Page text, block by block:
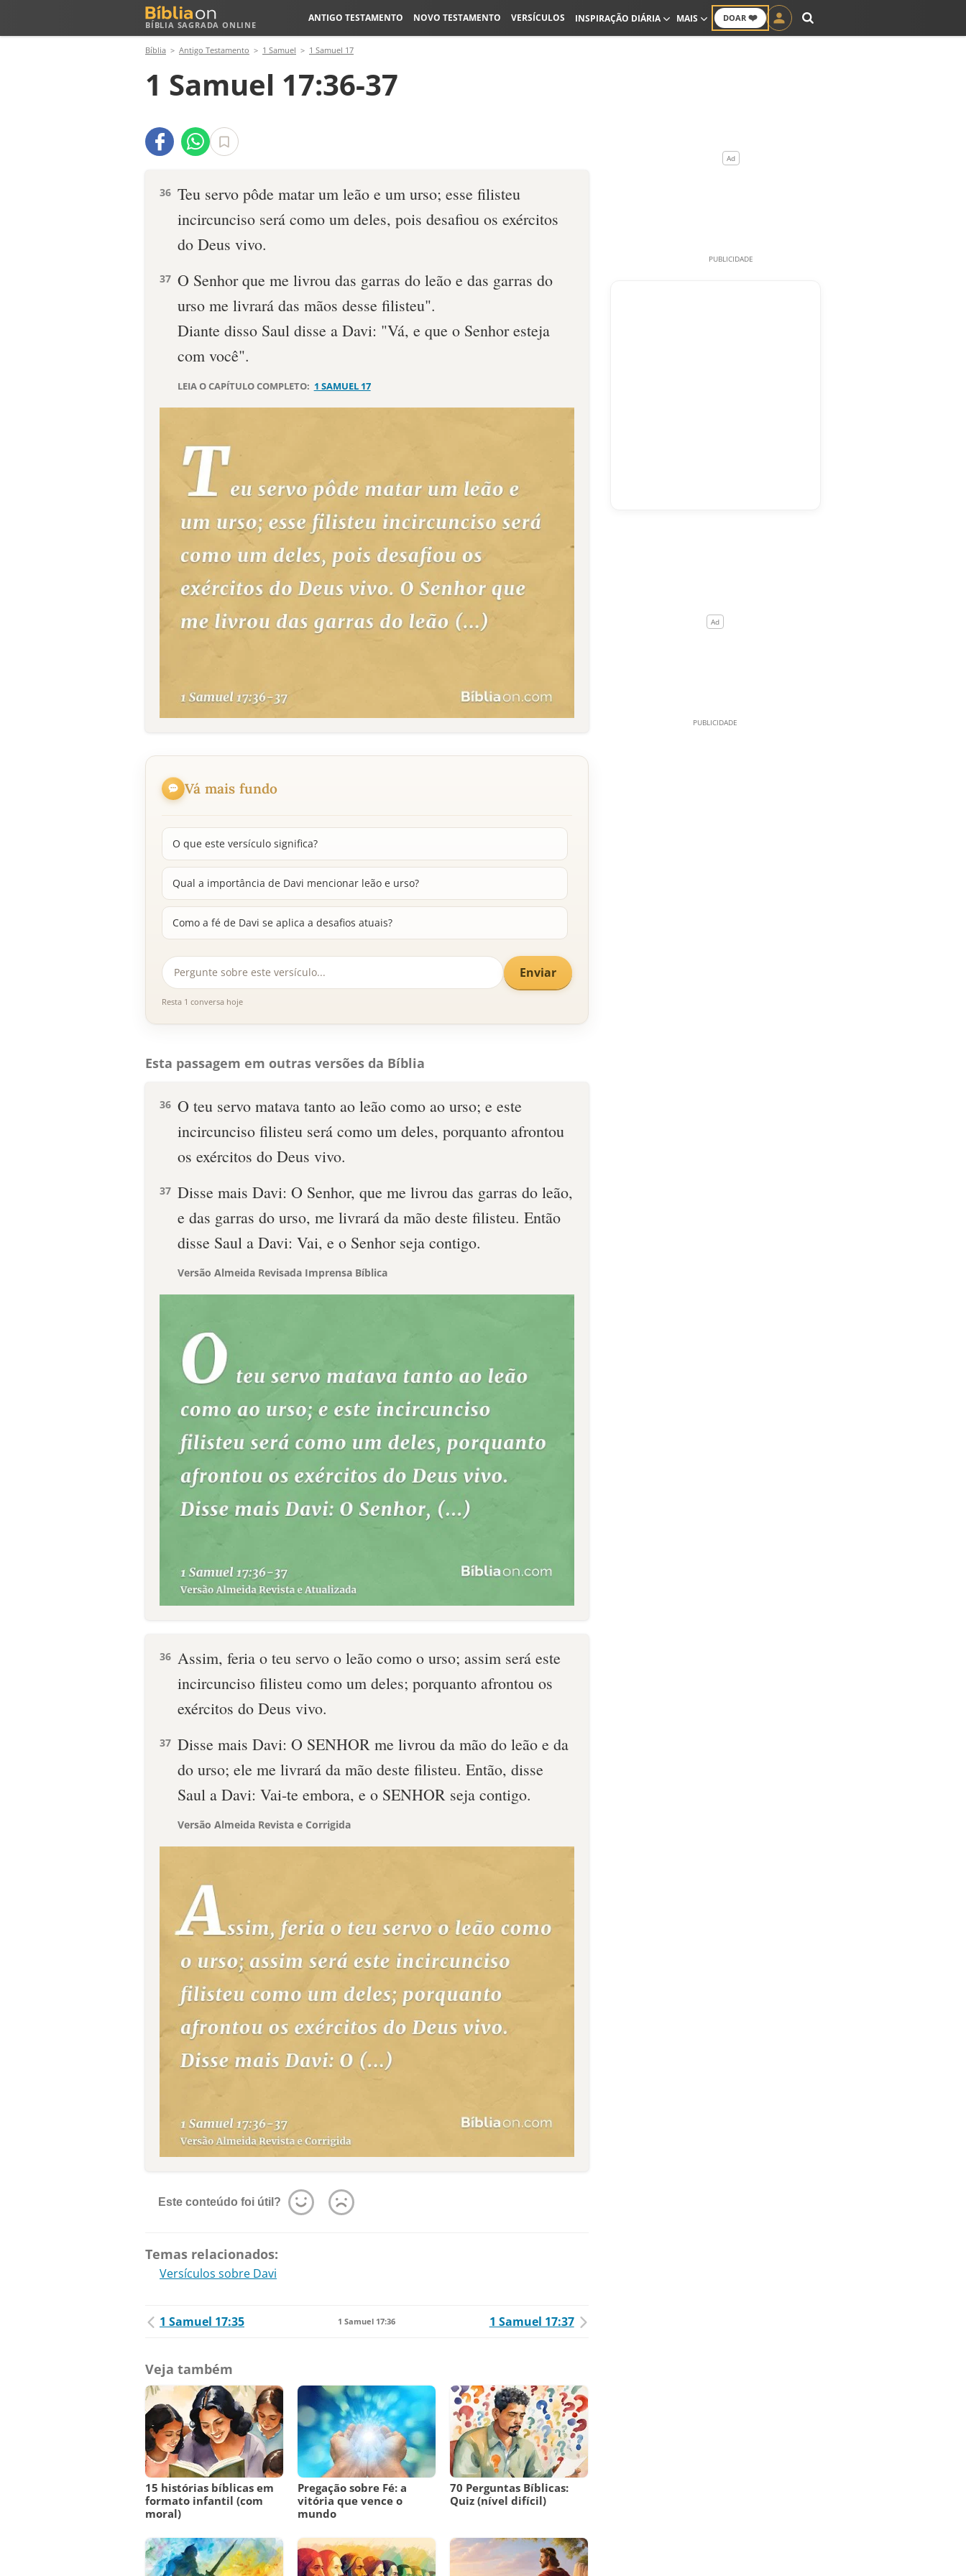
BÍBLIA SAGRADA ONLINE
DOAR ❤️
ANTIGO TESTAMENTO NOVO TESTAMENTO VERSÍCULOS INSPIRAÇÃO DIÁRIA MAIS
Bíblia Antigo Testamento 1 Samuel 1 Samuel 17
1 Samuel 17:36-37
36 Teu servo pôde matar um leão e um urso; esse filisteu
incircunciso será como um deles, pois desafiou os exércitos
do Deus vivo.
37 O Senhor que me livrou das garras do leão e das garras do
urso me livrará das mãos desse filisteu".
Diante disso Saul disse a Davi: "Vá, e que o Senhor esteja
com você".
LEIA O CAPÍTULO COMPLETO: 1 SAMUEL 17
Vá mais fundo
O que este versículo significa?
Qual a importância de Davi mencionar leão e urso?
Como a fé de Davi se aplica a desafios atuais?
Enviar
Resta 1 conversa hoje
Esta passagem em outras versões da Bíblia
36 O teu servo matava tanto ao leão como ao urso; e este
incircunciso filisteu será como um deles, porquanto afrontou
os exércitos do Deus vivo.
37 Disse mais Davi: O Senhor, que me livrou das garras do leão,
e das garras do urso, me livrará da mão deste filisteu. Então
disse Saul a Davi: Vai, e o Senhor seja contigo.
Versão Almeida Revisada Imprensa Bíblica
36 Assim, feria o teu servo o leão como o urso; assim será este
incircunciso filisteu como um deles; porquanto afrontou os
exércitos do Deus vivo.
37 Disse mais Davi: O SENHOR me livrou da mão do leão e da
do urso; ele me livrará da mão deste filisteu. Então, disse
Saul a Davi: Vai-te embora, e o SENHOR seja contigo.
Versão Almeida Revista e Corrigida
Este conteúdo foi útil?
Temas relacionados:
Versículos sobre Davi
1 Samuel 17:35 1 Samuel 17:36 1 Samuel 17:37
Veja também
15 histórias bíblicas em
formato infantil (com
moral)
Pregação sobre Fé: a
vitória que vence o
mundo
70 Perguntas Bíblicas:
Quiz (nível difícil)